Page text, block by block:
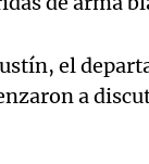
el
a